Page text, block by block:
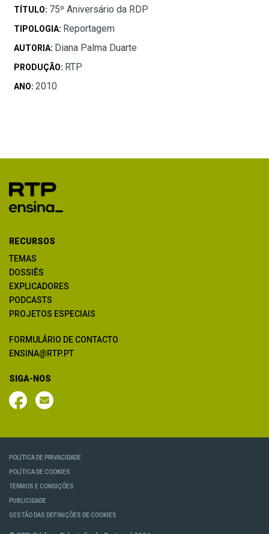
TÍTULO: 75º Aniversário da RDP
TIPOLOGIA: Reportagem
AUTORIA: Diana Palma Duarte
PRODUÇÃO: RTP
ANO: 2010
RECURSOS
TEMAS
DOSSIÊS
EXPLICADORES
PODCASTS
PROJETOS ESPECIAIS
FORMULÁRIO DE CONTACTO
ENSINA@RTP.PT
SIGA-NOS
POLÍTICA DE PRIVACIDADE
POLÍTICA DE COOKIES
TERMOS E CONDIÇÕES
PUBLICIDADE
GESTÃO DAS DEFINIÇÕES DE COOKIES